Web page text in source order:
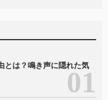
とは？鳴き声に隠れた気